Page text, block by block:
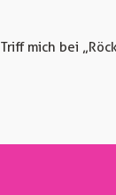
Triff mich bei